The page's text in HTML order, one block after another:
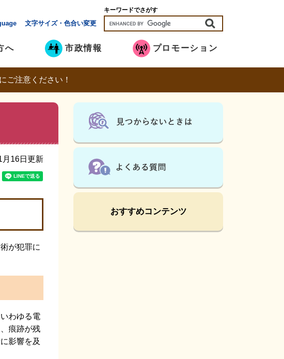
文字サイズ・色合い変更
キーワードでさがす
へ 市政情報 プロモーション
ご注意ください！
月16日更新
が犯罪に
わゆる電
痕跡が残
影響を及
おすすめコンテンツ